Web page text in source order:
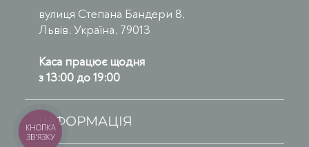
вулиця Степана Бандери 8,
Львів, Україна, 79013
Каса працює щодня
з 13:00 до 19:00
ІНФОРМАЦІЯ
КНОПКА
ЗВ'ЯЗКУ